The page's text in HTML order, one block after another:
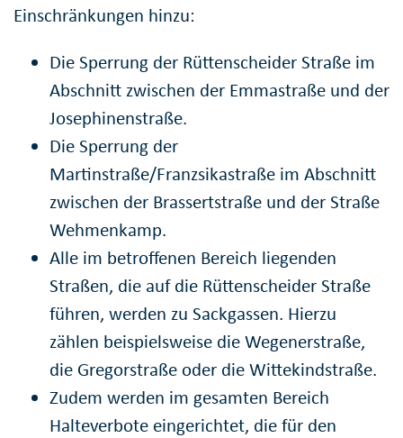
Einschränkungen hinzu:
Die Sperrung der Rüttenscheider Straße im
Abschnitt zwischen der Emmastraße und der
Josephinenstraße.
Die Sperrung der
Martinstraße/Franzsikastraße im Abschnitt
zwischen der Brassertstraße und der Straße
Wehmenkamp.
Alle im betroffenen Bereich liegenden
Straßen, die auf die Rüttenscheider Straße
führen, werden zu Sackgassen. Hierzu
zählen beispielsweise die Wegenerstraße,
die Gregorstraße oder die Wittekindstraße.
Zudem werden im gesamten Bereich
Halteverbote eingerichtet, die für den